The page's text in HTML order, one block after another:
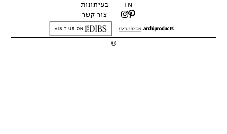
EN
בעיתונות
צור קשר
©